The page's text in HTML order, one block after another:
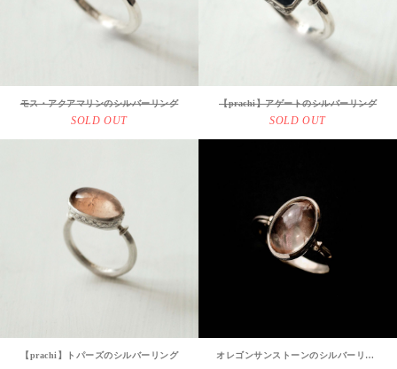
SOLD OUT
モス・アクアマリンのシルバーリング
SOLD OUT
【prachi】アゲートのシルバーリング
【prachi】トパーズのシルバーリング オレゴンサンストーンのシルバーリング